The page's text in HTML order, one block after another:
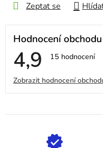
Zeptat se
Hodnocení obchodu
4,9 Průměrné
je
hvězdiček.
15 hodnocení
V
ý
p
Zobrazit hodnocení